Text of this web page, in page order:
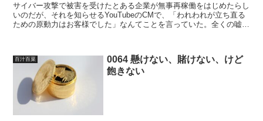
サイバー攻撃で被害を受けたとある企業が無事再稼働をはじめたらし
いのだが、それを知らせるYouTubeのCMで、「われわれが立ち直る
ための原動力はお客様でした」なんてことを言っていた。全くの嘘で
百汁百菜
0064 懸けない、賭けない、けど
飽きない